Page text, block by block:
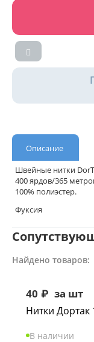
Описание
Швейные нитки
400 ярдов/365
100% полиэстер.
Фуксия
Найдено товаров:
40 ₽ за шт
Нитки Дортак
В наличии